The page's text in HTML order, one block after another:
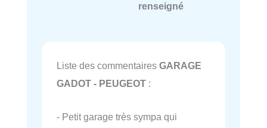
renseigné
Liste des commentaires GARAGE
GADOT - PEUGEOT :
- Petit garage très sympa qui